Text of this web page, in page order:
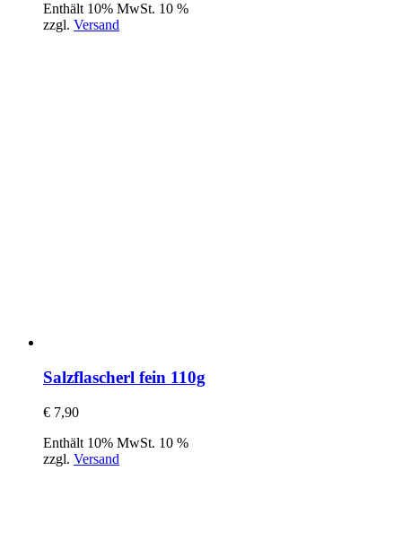
Enthält 10% MwSt. 10 %
zzgl. Versand
Salzflascherl fein 110g
€ 7,90
Enthält 10% MwSt. 10 %
zzgl. Versand